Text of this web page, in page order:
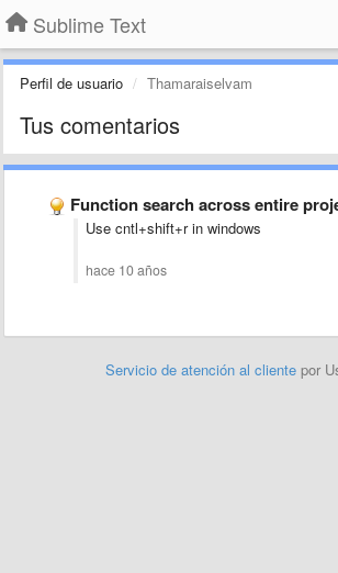
Sublime Text
Perfil de usuario Thamaraiselvam
Tus comentarios
Function search across entire
Use cntl+shift+r in windows
hace 10 años
Servicio de atención al cliente por